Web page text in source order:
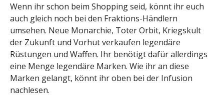
Wenn ihr schon beim Shopping seid, könnt ihr euch
auch gleich noch bei den Fraktions-Händlern
umsehen. Neue Monarchie, Toter Orbit, Kriegskult
der Zukunft und Vorhut verkaufen legendäre
Rüstungen und Waffen. Ihr benötigt dafür allerdings
eine Menge legendäre Marken. Wie ihr an diese
Marken gelangt, könnt ihr oben bei der Infusion
nachlesen.